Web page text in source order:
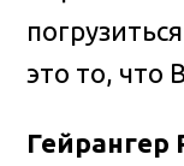
это то, что
Гейрангер